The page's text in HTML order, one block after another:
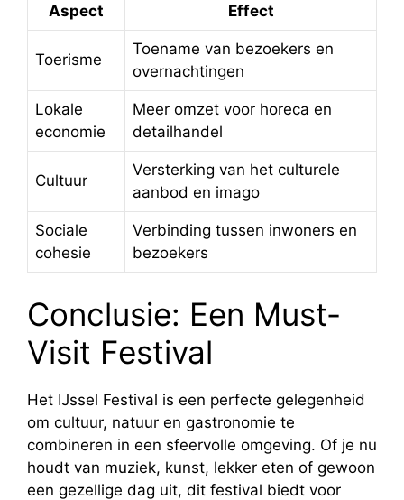
Aspect
Effect
Toerisme
Toename van bezoekers en
overnachtingen
Lokale
economie
Meer omzet voor horeca en
detailhandel
Cultuur
Versterking van het culturele
aanbod en imago
Sociale
cohesie
Verbinding tussen inwoners en
bezoekers
Conclusie: Een Must-
Visit Festival
Het IJssel Festival is een perfecte gelegenheid
om cultuur, natuur en gastronomie te
combineren in een sfeervolle omgeving. Of je nu
houdt van muziek, kunst, lekker eten of gewoon
een gezellige dag uit, dit festival biedt voor